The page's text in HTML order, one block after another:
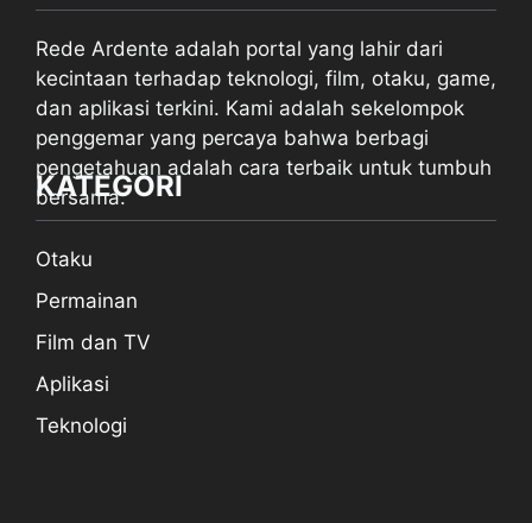
Rede Ardente adalah portal yang lahir dari
kecintaan terhadap teknologi, film, otaku, game,
dan aplikasi terkini. Kami adalah sekelompok
penggemar yang percaya bahwa berbagi
pengetahuan adalah cara terbaik untuk tumbuh
bersama.
KATEGORI
Otaku
Permainan
Film dan TV
Aplikasi
Teknologi